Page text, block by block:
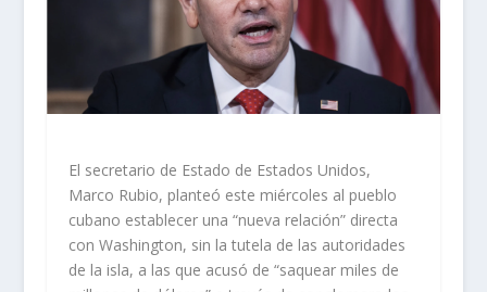
El secretario de Estado de Estados Unidos,
Marco Rubio, planteó este miércoles al pueblo
cubano establecer una “nueva relación” directa
con Washington, sin la tutela de las autoridades
de la isla, a las que acusó de “saquear miles de